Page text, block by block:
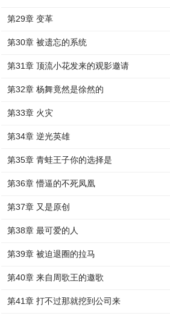
第29章 变革
第30章 被遗忘的系统
第31章 顶流小花发来的观影邀请
第32章 杨舞竟然是徐然的
第33章 火灾
第34章 逆光英雄
第35章 青蛙王子你的选择是
第36章 懵逼的不死凤凰
第37章 又是原创
第38章 最可爱的人
第39章 被迫退圈的拉马
第40章 来自周歌王的邀歌
第41章 打不过那就挖到公司来